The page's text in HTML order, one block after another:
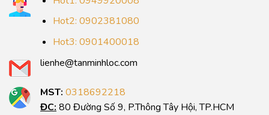
Hot2: 0902381080
Hot3: 0901400018
lienhe@tanminhloc.com
MST: 0318692218
ĐC: 80 Đường Số 9, P.Thông Tây Hội, TP.HCM